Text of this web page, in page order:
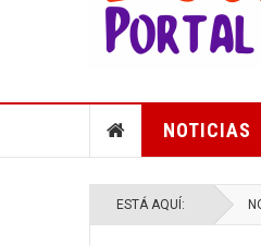
NOTICIAS
ESTÁ AQUÍ: